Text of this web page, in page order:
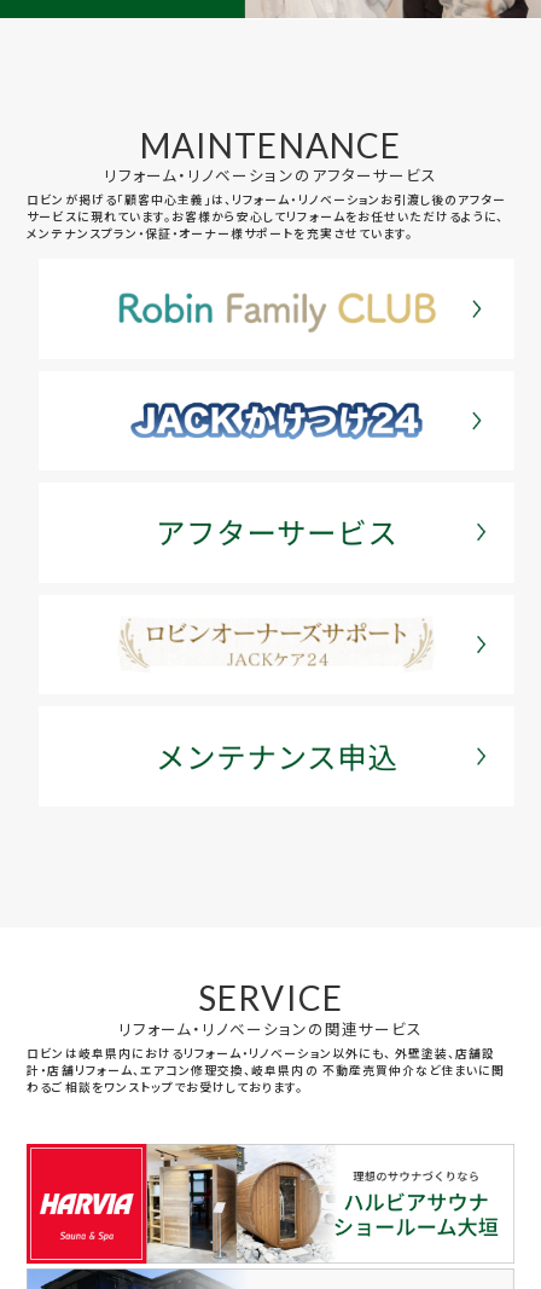
MAINTENANCE
リフォーム・リノベーションのアフターサービス
ロビンが掲げる「顧客中心主義」は、リフォーム・リノベーションお引渡し後のアフター
サービスに現れています。お客様から安心してリフォームをお任せいただけるように、
メンテナンスプラン・保証・オーナー様サポートを充実させています。
SERVICE
リフォーム・リノベーションの関連サービス
ロビンは岐阜県内におけるリフォーム・リノベーション以外にも、 外壁塗装、店舗設
計・店舗リフォーム、エアコン修理交換、岐阜県内の 不動産売買仲介など住まいに関
わるご相談をワンストップでお受けしております。